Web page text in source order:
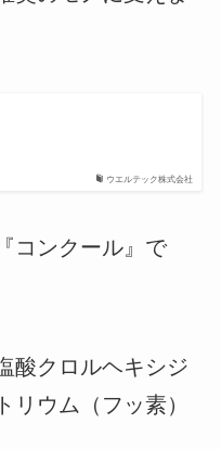
ウエルテック株式会社
コンクール』で
酸クロルヘキシジ
リウム（フッ素）